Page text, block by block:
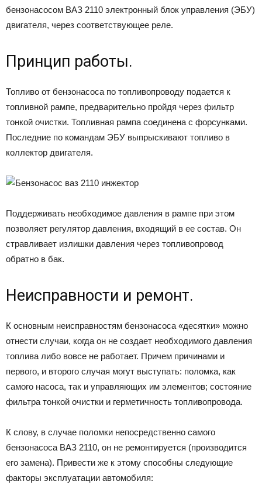
бензонасосом ВАЗ 2110 электронный блок управления (ЭБУ)
двигателя, через соответствующее реле.
Принцип работы.
Топливо от бензонасоса по топливопроводу подается к
топливной рампе, предварительно пройдя через фильтр
тонкой очистки. Топливная рампа соединена с форсунками.
Последние по командам ЭБУ выпрыскивают топливо в
коллектор двигателя.
Поддерживать необходимое давления в рампе при этом
позволяет регулятор давления, входящий в ее состав. Он
стравливает излишки давления через топливопровод
обратно в бак.
Неисправности и ремонт.
К основным неисправностям бензонасоса «десятки» можно
отнести случаи, когда он не создает необходимого давления
топлива либо вовсе не работает. Причем причинами и
первого, и второго случая могут выступать: поломка, как
самого насоса, так и управляющих им элементов; состояние
фильтра тонкой очистки и герметичность топливопровода.
К слову, в случае поломки непосредственно самого
бензонасоса ВАЗ 2110, он не ремонтируется (производится
его замена). Привести же к этому способны следующие
факторы эксплуатации автомобиля: